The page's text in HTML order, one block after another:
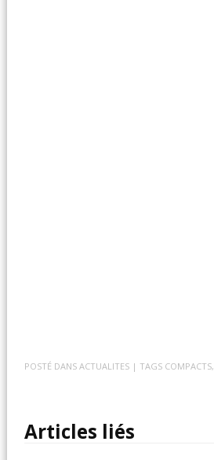
POSTÉ DANSACTUALITES | TAGS COMPACTS,
Articles liés